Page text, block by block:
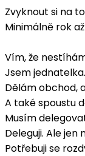
Zvyknout si na
Minimálně rok
Vím, že
Jsem jednatelka.
Dělám obchod,
A také spoustu
Musím
Deleguji. Ale jen
Potřebuji se